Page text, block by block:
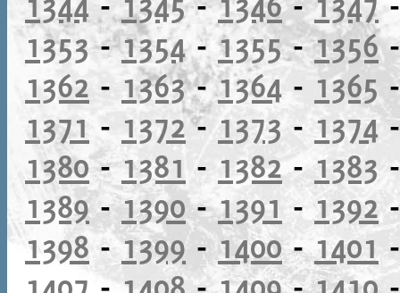
1353-1354- 1355-1356
1362 - 1363-1364 - 1365
1371 - 1372-1373 -1374
1380-1381 - 1382-1383
1389-1390-1391 -1392
1398 -1399-1400-1401